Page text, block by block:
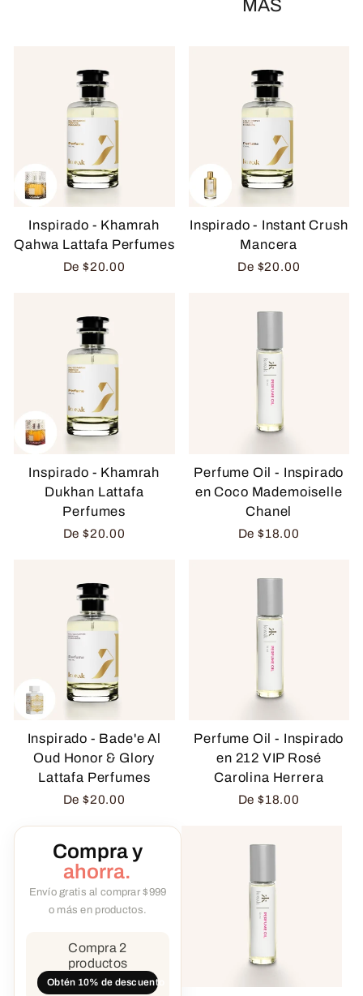
MÁS
Inspirado - Khamrah
Qahwa Lattafa Perfumes
De $20.00
Inspirado - Instant Crush
Mancera
De $20.00
Inspirado - Khamrah
Dukhan Lattafa
Perfumes
De $20.00
Perfume Oil - Inspirado
en Coco Mademoiselle
Chanel
De $18.00
Inspirado - Bade'e Al
Oud Honor & Glory
Lattafa Perfumes
De $20.00
Perfume Oil - Inspirado
en 212 VIP Rosé
Carolina Herrera
De $18.00
Compra y
ahorra.
Envío gratis al comprar $999
o más en productos.
Compra 2
productos
Obtén 10% de descuento